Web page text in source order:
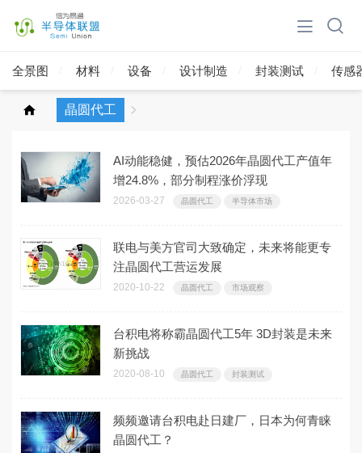
全景图 材料 设备 设计制造 封装测试 传感
晶圆代工
AI动能稳健，预估2026年晶圆代工产值年
增24.8%，部分制程涨价浮现
2026-03-27 晶圆代工 半导体市场
联电与美方官司大致确定，未来将能更专
注晶圆代工营运发展
2020-10-22 晶圆代工 市场观察
台积电将称霸晶圆代工5年 3D封装是未来
新挑战
2020-08-10 晶圆代工 封装测试
频频邀请台积电赴日建厂，日本为何青睐
晶圆代工？